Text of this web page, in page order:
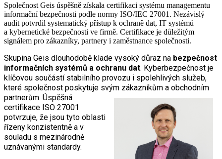
Společnost Geis úspěšně získala certifikaci systému managementu
informační bezpečnosti podle normy ISO/IEC 27001. Nezávislý
audit potvrdil systematický přístup k ochraně dat, IT systémů
a kybernetické bezpečnosti ve firmě. Certifikace je důležitým
signálem pro zákazníky, partnery i zaměstnance společnosti.
Skupina Geis dlouhodobě klade vysoký důraz na bezpečnost
informačních systémů a ochranu dat. Kyberbezpečnost je
klíčovou součástí stabilního provozu i spolehlivých služeb,
které společnost poskytuje svým zákazníkům a obchodním
partnerům. Úspěšná
certifikace ISO 27001
potvrzuje, že jsou tyto oblasti
řízeny konzistentně a v
souladu s mezinárodně
uznávanými standardy.